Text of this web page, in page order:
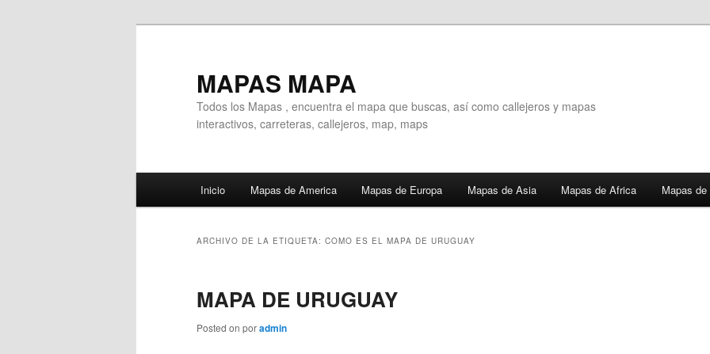
MAPAS MAPA
Todos los Mapas , encuentra el mapa que buscas, así como callejeros y mapas
interactivos, carreteras, callejeros, map, maps
Inicio Mapas de America Mapas de Europa Mapas de Asia Mapas de Africa Mapas
ARCHIVO DE LA ETIQUETA: COMO ES EL MAPA DE URUGUAY
MAPA DE URUGUAY
Posted on poradmin